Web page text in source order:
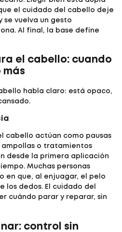
el cuidado del cabello deje
se vuelva un gesto
Al final, la base define
el cabello: cuando
más
habla claro: está opaco,
cabello actúan como pausas
ampollas o tratamientos
desde la primera aplicación
Muchas personas
en que, al enjuagar, el pelo
los dedos. El cuidado del
cuándo parar y reparar, sin
control sin